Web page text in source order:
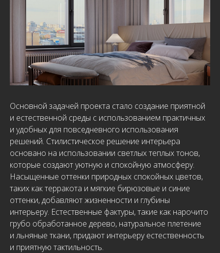
Основной задачей проекта стало создание приятной
и естественной среды с использованием практичных
и удобных для повседневного использования
решений. Стилистическое решение интерьера
основано на использовании светлых теплых тонов,
которые создают уютную и спокойную атмосферу.
Насыщенные оттенки природных спокойных цветов,
таких как терракота и мягкие бирюзовые и синие
оттенки, добавляют жизненности и глубины
интерьеру. Естественные фактуры, такие как нарочито
грубо обработанное дерево, натуральное плетение
и льняные ткани, придают интерьеру естественность
и приятную тактильность.